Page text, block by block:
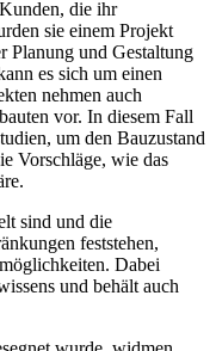
die ihr
sie einem Projekt
Planung und Gestaltung
es sich um einen
nehmen auch
vor. In diesem Fall
um den Bauzustand
Vorschläge, wie das
sind und die
feststehen,
Dabei
und behält auch